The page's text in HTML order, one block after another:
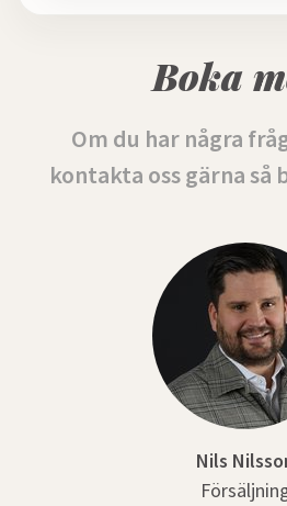
Boka
Om du har några
kontakta oss gärna så
Nils